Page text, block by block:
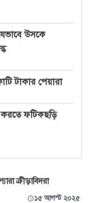
উসকে
টাকার পেয়ারা
করতে ফটিকছড়ি
ক্রীড়াবিদরা
১৫ আগস্ট ২০২৫